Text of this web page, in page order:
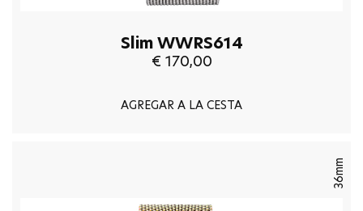
Slim WWRS614
€ 170,00
AGREGAR A LA CESTA
36mm